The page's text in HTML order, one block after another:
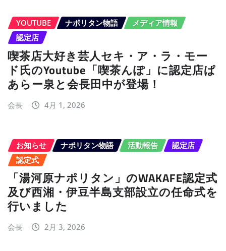
YOUTUBE ナポリタン物語
メディア情報
認定店
喫茶店大好き芸人セキ・ア・ラ・モー
ド氏のYoutube「喫茶んぽ」に認定店ぱ
あらー泉と会長田中が登場！
会長 4月 1, 2026
お知らせ ナポリタン物語 活動報告
認定店
認定式
「湯河原ナポリタン」のWAKAFE認定式
及び西湘・伊豆半島支部設立の任命式を
行いました
会長 2月 3, 2026